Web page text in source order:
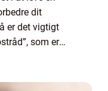
dit
er det vigtigt
som er